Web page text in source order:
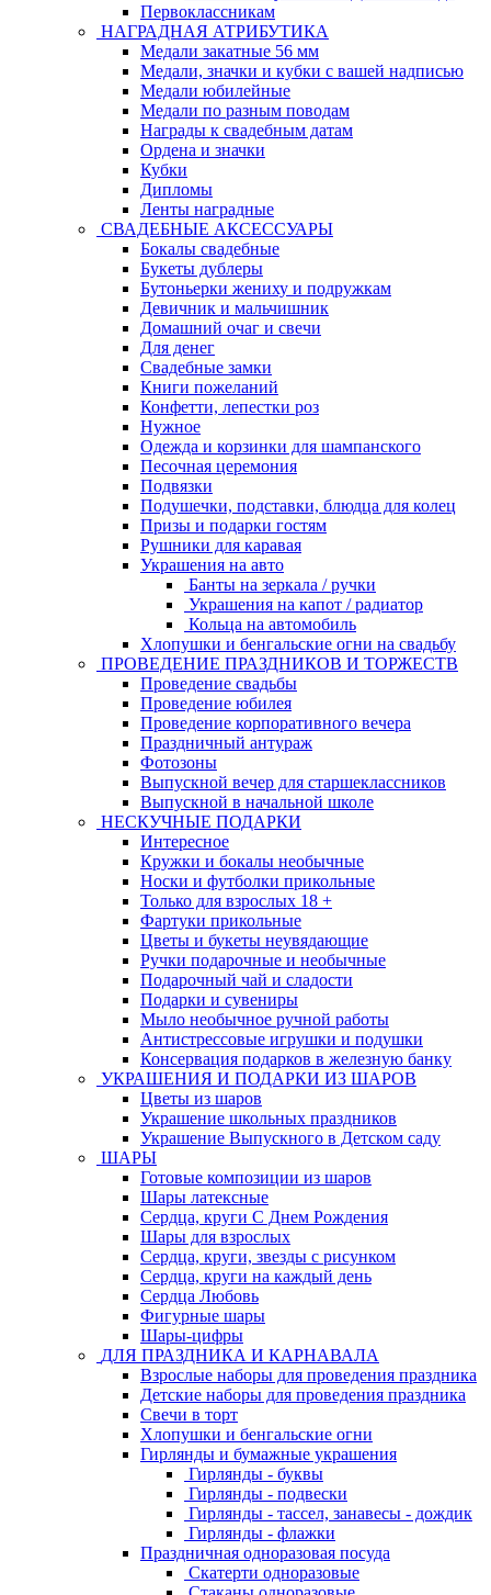
Первоклассникам
НАГРАДНАЯ АТРИБУТИКА
Медали закатные 56 мм
Медали, значки и кубки с вашей надписью
Медали юбилейные
Медали по разным поводам
Награды к свадебным датам
Ордена и значки
Кубки
Дипломы
Ленты наградные
СВАДЕБНЫЕ АКСЕССУАРЫ
Бокалы свадебные
Букеты дублеры
Бутоньерки жениху и подружкам
Девичник и мальчишник
Домашний очаг и свечи
Для денег
Свадебные замки
Книги пожеланий
Конфетти, лепестки роз
Нужное
Одежда и корзинки для шампанского
Песочная церемония
Подвязки
Подушечки, подставки, блюдца для колец
Призы и подарки гостям
Рушники для каравая
Украшения на авто
Банты на зеркала / ручки
Украшения на капот / радиатор
Кольца на автомобиль
Хлопушки и бенгальские огни на свадьбу
ПРОВЕДЕНИЕ ПРАЗДНИКОВ И ТОРЖЕСТВ
Проведение свадьбы
Проведение юбилея
Проведение корпоративного вечера
Праздничный антураж
Фотозоны
Выпускной вечер для старшеклассников
Выпускной в начальной школе
НЕСКУЧНЫЕ ПОДАРКИ
Интересное
Кружки и бокалы необычные
Носки и футболки прикольные
Только для взрослых 18 +
Фартуки прикольные
Цветы и букеты неувядающие
Ручки подарочные и необычные
Подарочный чай и сладости
Подарки и сувениры
Мыло необычное ручной работы
Антистрессовые игрушки и подушки
Консервация подарков в железную банку
УКРАШЕНИЯ И ПОДАРКИ ИЗ ШАРОВ
Цветы из шаров
Украшение школьных праздников
Украшение Выпускного в Детском саду
ШАРЫ
Готовые композиции из шаров
Шары латексные
Сердца, круги С Днем Рождения
Шары для взрослых
Сердца, круги, звезды с рисунком
Сердца, круги на каждый день
Сердца Любовь
Фигурные шары
Шары-цифры
ДЛЯ ПРАЗДНИКА И КАРНАВАЛА
Взрослые наборы для проведения праздника
Детские наборы для проведения праздника
Свечи в торт
Хлопушки и бенгальские огни
Гирлянды и бумажные украшения
Гирлянды - буквы
Гирлянды - подвески
Гирлянды - тассел, занавесы - дождик
Гирлянды - флажки
Праздничная одноразовая посуда
Скатерти одноразовые